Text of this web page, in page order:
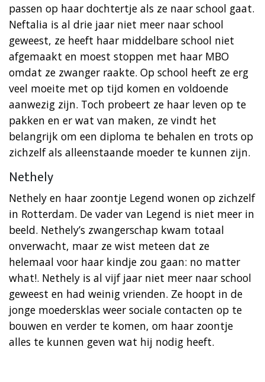
passen op haar dochtertje als ze naar school gaat.
Neftalia is al drie jaar niet meer naar school
geweest, ze heeft haar middelbare school niet
afgemaakt en moest stoppen met haar MBO
omdat ze zwanger raakte. Op school heeft ze erg
veel moeite met op tijd komen en voldoende
aanwezig zijn. Toch probeert ze haar leven op te
pakken en er wat van maken, ze vindt het
belangrijk om een diploma te behalen en trots op
zichzelf als alleenstaande moeder te kunnen zijn.
Nethely
Nethely en haar zoontje Legend wonen op zichzelf
in Rotterdam. De vader van Legend is niet meer in
beeld. Nethely’s zwangerschap kwam totaal
onverwacht, maar ze wist meteen dat ze
helemaal voor haar kindje zou gaan: no matter
what!. Nethely is al vijf jaar niet meer naar school
geweest en had weinig vrienden. Ze hoopt in de
jonge moedersklas weer sociale contacten op te
bouwen en verder te komen, om haar zoontje
alles te kunnen geven wat hij nodig heeft.